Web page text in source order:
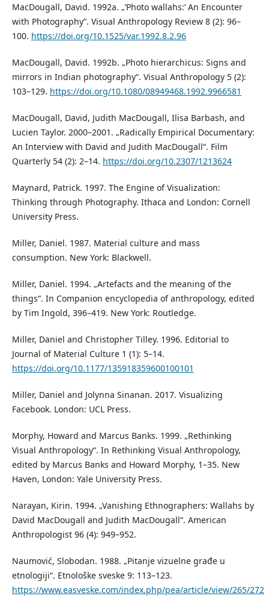
MacDougall, David. 1992а. „‘Photo wallahs:’ An Encounter
with Photography“. Visual Anthropology Review 8 (2): 96–
100. https://doi.org/10.1525/var.1992.8.2.96
MacDougall, David. 1992b. „Photo hierarchicus: Signs and
mirrors in Indian photography“. Visual Anthropology 5 (2):
103–129. https://doi.org/10.1080/08949468.1992.9966581
MacDougall, David, Judith MacDougall, Ilisa Barbash, and
Lucien Taylor. 2000–2001. „Radically Empirical Documentary:
An Interview with David and Judith MacDougall“. Film
Quarterly 54 (2): 2–14. https://doi.org/10.2307/1213624
Maynard, Patrick. 1997. The Engine of Visualization:
Thinking through Photography. Ithaca and London: Cornell
University Press.
Miller, Daniel. 1987. Material culture and mass
consumption. New York: Blackwell.
Miller, Daniel. 1994. „Artefacts and the meaning of the
things“. In Companion encyclopedia of anthropology, edited
by Tim Ingold, 396–419. New York: Routledge.
Miller, Daniel and Christopher Tilley. 1996. Editorial to
Journal of Material Culture 1 (1): 5–14.
https://doi.org/10.1177/135918359600100101
Miller, Daniel and Jolynna Sinanan. 2017. Visualizing
Facebook. London: UCL Press.
Morphy, Howard and Marcus Banks. 1999. „Rethinking
Visual Anthropology“. In Rethinking Visual Anthropology,
edited by Marcus Banks and Howard Morphy, 1–35. New
Haven, London: Yale University Press.
Narayan, Kirin. 1994. „Vanishing Ethnographers: Wallahs by
David MacDougall and Judith MacDougall“. American
Anthropologist 96 (4): 949–952.
Naumović, Slobodan. 1988. „Pitanje vizuelne građe u
etnologiji“. Etnološke sveske 9: 113–123.
https://www.easveske.com/index.php/pea/article/view/265/272